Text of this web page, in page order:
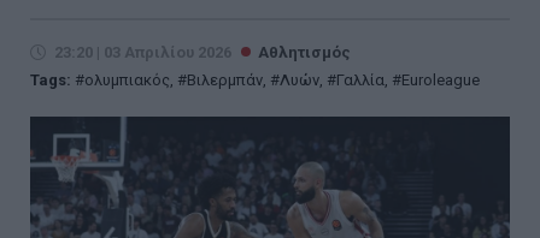
23:20 | 03 Απριλίου 2026
Αθλητισμός
Tags:
ολυμπιακός, Βιλερμπάν, Λυών, Γαλλία, Euroleague